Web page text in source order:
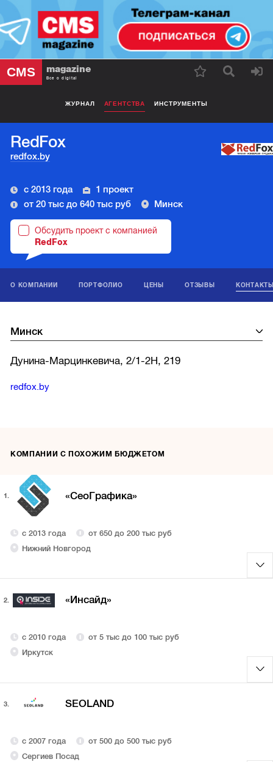
CMS magazine
Все о digital
ЖУРНАЛ АГЕНТСТВА ИНСТРУМЕНТЫ
RedFox
redfox.by
с 2013 года
1 проект
от 20 тыс до 640 тыс руб
Минск
Обсудить проект с компанией
RedFox
О КОМПАНИИ ПОРТФОЛИО ЦЕНЫ ОТЗЫВЫ
Дунина-Марцинкевича, 2/1-2Н, 219
redfox.by
КОМПАНИИ С ПОХОЖИМ БЮДЖЕТОМ
1. «СеоГрафика»
с 2013 года
от 650 до 200 тыс руб
Нижний Новгород
2. «Инсайд»
с 2010 года
от 5 тыс до 100 тыс руб
Иркутск
3. SEOLAND
с 2007 года
от 500 до 500 тыс руб
Сергиев Посад